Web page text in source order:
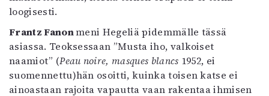
loogisesti.
Frantz Fanonmeni Hegeliä pidemmälle tässä
asiassa. Teoksessaan ”Musta iho, valkoiset
naamiot” (Peau noire, masques blancs 1952, ei
suomennettu)hän osoitti, kuinka toisen katse ei
ainoastaan rajoita vapautta vaan rakentaa ihmisen